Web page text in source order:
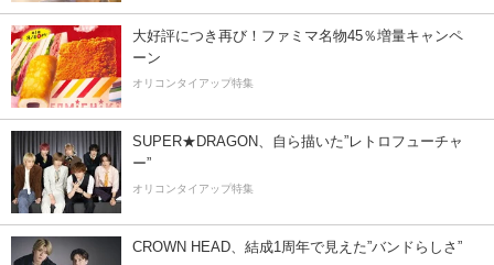
大好評につき再び！ファミマ名物45％増量キャンペ
ーン
オリコンタイアップ特集
SUPER★DRAGON、自ら描いた”レトロフューチャ
ー”
オリコンタイアップ特集
CROWN HEAD、結成1周年で見えた”バンドらしさ”